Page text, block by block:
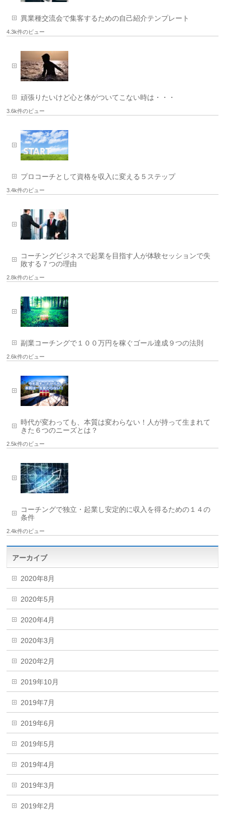
異業種交流会で集客するための自己紹介テンプレート
4.3k件のビュー
頑張りたいけど心と体がついてこない時は・・・
3.6k件のビュー
プロコーチとして資格を収入に変える５ステップ
3.4k件のビュー
コーチングビジネスで起業を目指す人が体験セッションで失
敗する７つの理由
2.8k件のビュー
副業コーチングで１００万円を稼ぐゴール達成９つの法則
2.6k件のビュー
時代が変わっても、本質は変わらない！人が持って生まれて
きた６つのニーズとは？
2.5k件のビュー
コーチングで独立・起業し安定的に収入を得るための１４の
条件
2.4k件のビュー
アーカイブ
2020年8月
2020年5月
2020年4月
2020年3月
2020年2月
2019年10月
2019年7月
2019年6月
2019年5月
2019年4月
2019年3月
2019年2月